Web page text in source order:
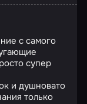
с самого
супер
и душновато
только